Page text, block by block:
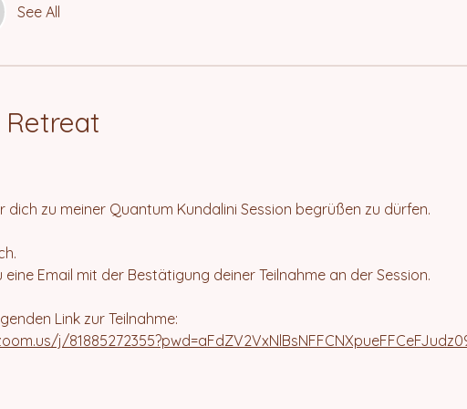
See All
dich zu meiner Quantum Kundalini Session begrüßen zu dürfen.
Email mit der Bestätigung deiner Teilnahme an der Session.
Link zur Teilnahme:
j/